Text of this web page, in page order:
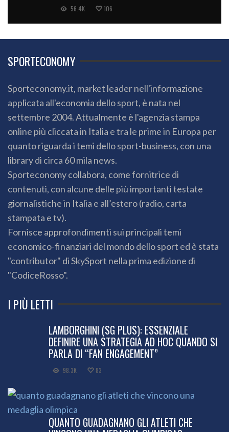
56.4K 106
SPORTECONOMY
Sporteconomy.it, market leader nell'informazione
applicata all'economia dello sport, è nata nel
settembre 2004. Attualmente è l'agenzia stampa
online più cliccata in Italia e tra le prime in Europa per
quanto riguarda i temi dello sport-business, con una
library di circa 60 mila news.
Sporteconomy collabora, come fornitrice di
contenuti, con alcune delle più importanti testate
giornalistiche in Italia e all’estero (radio, carta
stampata e tv).
Fornisce approfondimenti sui principali temi
economico-finanziari del mondo dello sport ed è stata
"contributor" di SkySport nella prima edizione di
"CodiceRosso".
I PIÙ LETTI
LAMBORGHINI (SG PLUS): ESSENZIALE
DEFINIRE UNA STRATEGIA AD HOC QUANDO SI
PARLA DI “FAN ENGAGEMENT”
98.3K 83
QUANTO GUADAGNANO GLI ATLETI CHE